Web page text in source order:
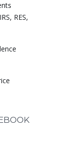
RES,